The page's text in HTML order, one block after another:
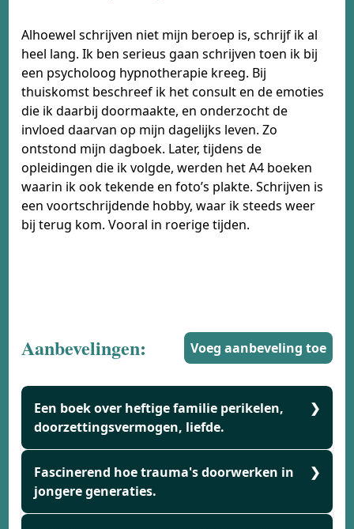
Alhoewel schrijven niet mijn beroep is, schrijf ik al
heel lang. Ik ben serieus gaan schrijven toen ik bij
een psycholoog hypnotherapie kreeg. Bij
thuiskomst beschreef ik het consult en de emoties
die ik daarbij doormaakte, en onderzocht de
invloed daarvan op mijn dagelijks leven. Zo
ontstond mijn dagboek. Later, tijdens de
opleidingen die ik volgde, werden het A4 boeken
waarin ik ook tekende en foto’s plakte. Schrijven is
een voortschrijdende hobby, waar ik steeds weer
bij terug kom. Vooral in roerige tijden.
Aanbevelingen: Voeg aanbeveling toe
Een boek over heftige familie perikelen,
doorzettingsvermogen, liefde.
Ik vond dit boek:Ik heb het boek gelezen en
blijf vol respect je woordenschat bewonderen
en heb het verhaal met veel inlevingsvermogen
Fascinerend hoe trauma's doorwerken in
jongere generaties.